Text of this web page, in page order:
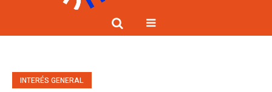
INTERÉS GENERAL